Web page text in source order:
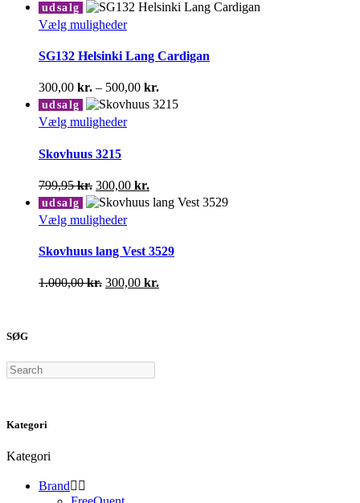
kan
vælges
varesiden
udsalg
Vælg mulighederDette
har
varianter.
Mulighederne
kan
vælges
SG132 Helsinki Lang Cardigan
300,00 kr. – 500,00 kr.
300,00 kr.
udsalg
Vælg mulighederDette
varianter.
Mulighederne
kan
vælges
varesiden
Skovhuus 3215
799,95kr. Den
oprindelige
pris
var:
300,00 kr.
aktuelle
udsalg
Vælg mulighederDette
har
varianter.
Mulighederne
Skovhuus lang Vest 3529
1.000,00kr. Den
300,00 kr.
SØG
Search
Kategori
Kategori
Brand 